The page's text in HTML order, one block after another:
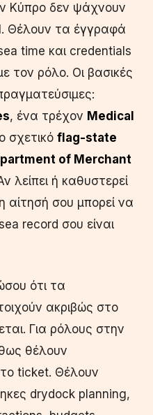
Κύπρο δεν ψάχνουν
Θέλουν τα έγγραφά
time και credentials
τον ρόλο. Οι βασικές
, ένα τρέχον Medical
σχετικό flag-state
of Merchant
λείπει ή καθυστερεί
σου μπορεί να
record σου είναι
ότι τα
ακριβώς στο
Για ρόλους στην
θέλουν
το ticket. Θέλουν
drydock planning,